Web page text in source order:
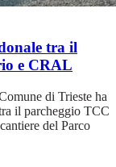
tra il
e CRAL
di Trieste ha
il parcheggio TCC
del Parco